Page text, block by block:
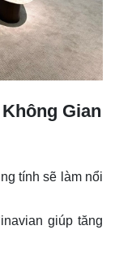
Gian
tính sẽ làm nổi
giúp tăng